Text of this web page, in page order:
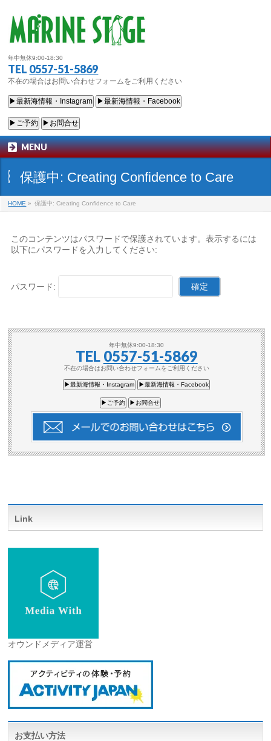
年中無休9:00-18:30
TEL 0557-51-5869
不在の場合はお問い合わせフォームをご利用ください
▶最新海情報・Instagram ▶最新海情報・Facebook
▶ご予約 ▶お問合せ
MENU
保護中: Creating Confidence to Care
HOME » 保護中: Creating Confidence to Care
このコンテンツはパスワードで保護されています。表示するには
以下にパスワードを入力してください:
パスワード:
年中無休9:00-18:30
TEL 0557-51-5869
不在の場合はお問い合わせフォームをご利用ください
▶最新海情報・Instagram ▶最新海情報・Facebook
▶ご予約 ▶お問合せ
Link
オウンドメディア運営
お支払い方法